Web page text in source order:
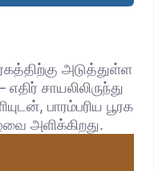
அடுத்துள்ள
சாயலிலிருந்து
பாரம்பரிய பூரக
அளிக்கிறது.